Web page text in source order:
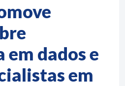
em dados e
em